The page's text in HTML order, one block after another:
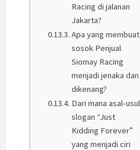
Racing di jalanan
Jakarta?
Apa yang membuat
sosok Penjual
Siomay Racing
menjadi jenaka dan
dikenang?
Dari mana asal-usul
slogan “Just
Kidding Forever”
yang menjadi ciri